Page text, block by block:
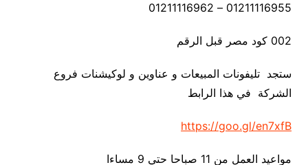
01211116955 – 01211116962
002 كود مصر قبل الرقم
ستجد تليفونات المبيعات و عناوين و لوكيشنات فروع
الشركة في هذا الرابط
https://goo.gl/en7xfB
مواعيد العمل من 11 صباحا حتي 9 مساءا